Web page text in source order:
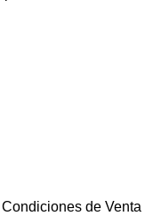
de Venta